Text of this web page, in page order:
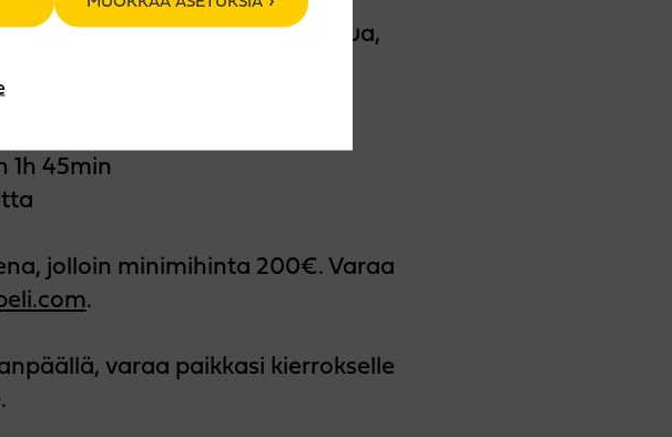
neljä kansainvälisesti palkittua,
1h 45min
jolloin minimihinta 200€. Varaa
.
varaa paikkasi kierrokselle